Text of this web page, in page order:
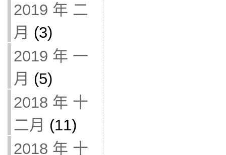
2019 年 二
月 (3)
2019 年 一
月 (5)
2018 年 十
二月 (11)
2018 年 十